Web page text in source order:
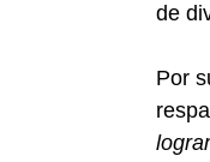
de
Por